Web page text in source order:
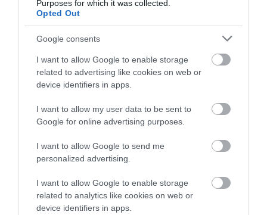
Purposes for which it was collected.
Opted Out
Google consents
I want to allow Google to enable storage
related to advertising like cookies on web or
device identifiers in apps.
I want to allow my user data to be sent to
Google for online advertising purposes.
I want to allow Google to send me
personalized advertising.
I want to allow Google to enable storage
related to analytics like cookies on web or
device identifiers in apps.
Augusztusra a kert már túl van a leglátványosabb növekedési
időszakon, a paradicsom, a paprika és az uborka azonban
továbbra is dolgozik. Folyamatosan érlelik a terméseket,